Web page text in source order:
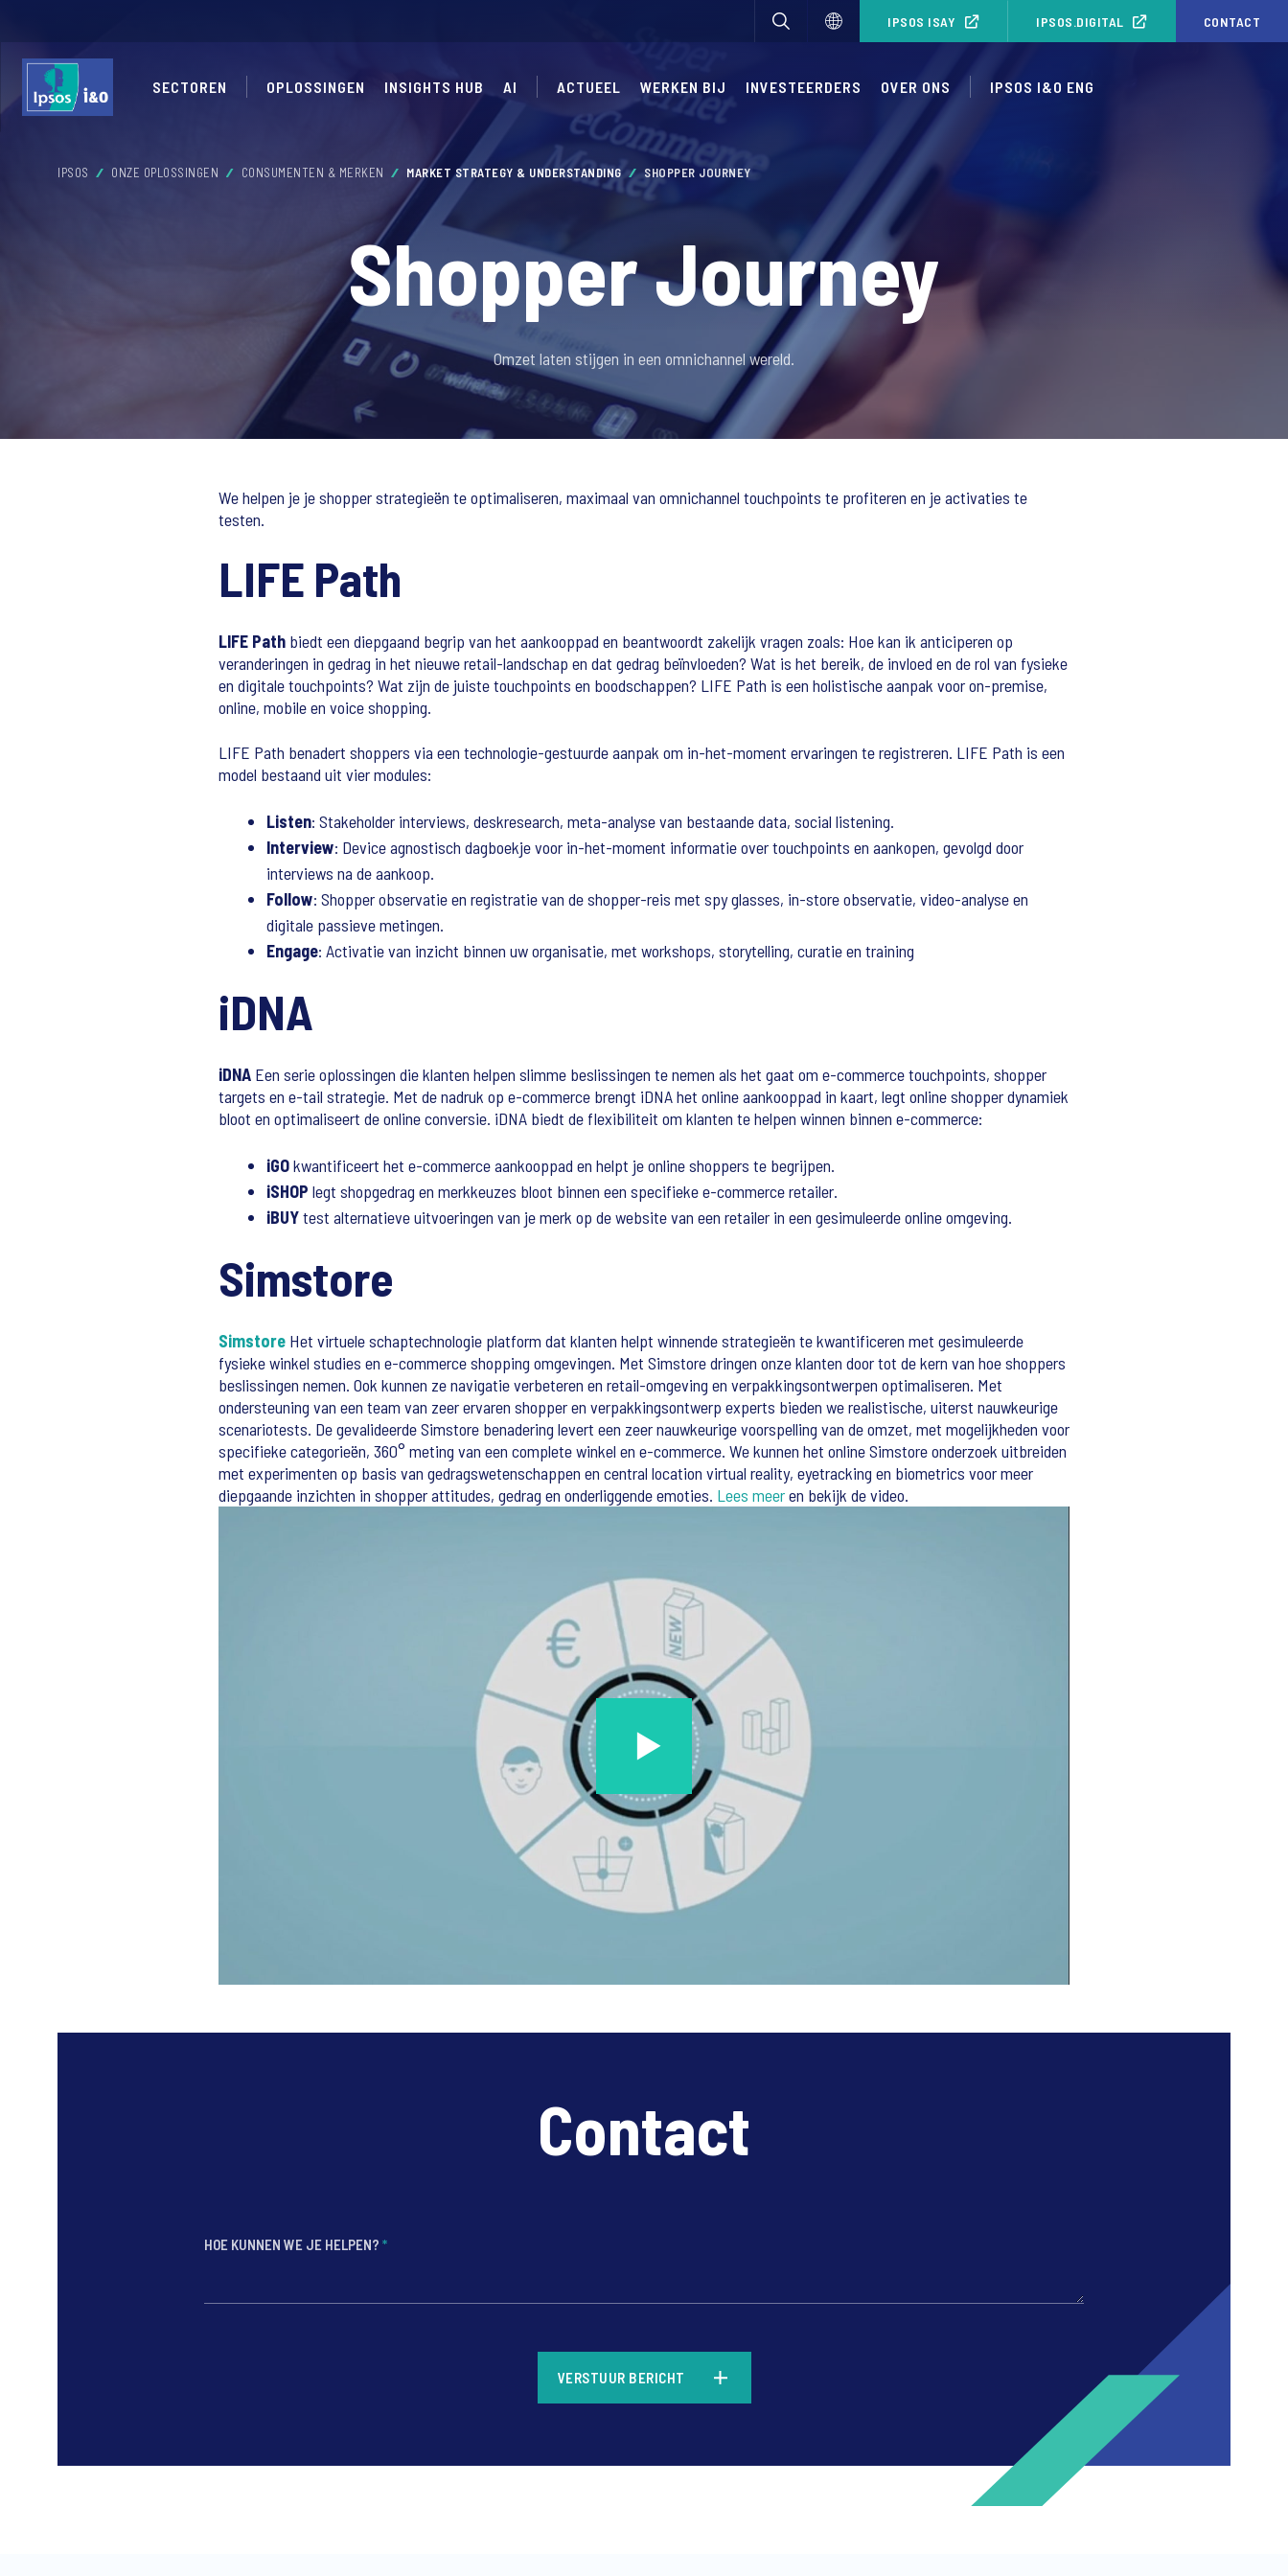
IPSOS ISAY IPSOS.DIGITAL CONTACT
SECTOREN OPLOSSINGEN INSIGHTS HUB AI ACTUEEL WERKEN BIJ INVESTEERDERS OVER ONS IPSOS I&O ENG
IPSOS ONZE OPLOSSINGEN CONSUMENTEN & MERKEN MARKET STRATEGY & UNDERSTANDING SHOPPER JOURNEY
Shopper Journey
Omzet laten stijgen in een omnichannel wereld.
We helpen je je shopper strategieën te optimaliseren, maximaal van omnichannel touchpoints te profiteren en je activaties te
testen.
LIFE Path
LIFE Path biedt een diepgaand begrip van het aankooppad en beantwoordt zakelijk vragen zoals: Hoe kan ik anticiperen op
veranderingen in gedrag in het nieuwe retail-landschap en dat gedrag beïnvloeden? Wat is het bereik, de invloed en de rol van fysieke
en digitale touchpoints? Wat zijn de juiste touchpoints en boodschappen? LIFE Path is een holistische aanpak voor on-premise,
online, mobile en voice shopping.
LIFE Path benadert shoppers via een technologie-gestuurde aanpak om in-het-moment ervaringen te registreren. LIFE Path is een
model bestaand uit vier modules:
Listen: Stakeholder interviews, deskresearch, meta-analyse van bestaande data, social listening.
Interview: Device agnostisch dagboekje voor in-het-moment informatie over touchpoints en aankopen, gevolgd door
interviews na de aankoop.
Follow: Shopper observatie en registratie van de shopper-reis met spy glasses, in-store observatie, video-analyse en
digitale passieve metingen.
Engage: Activatie van inzicht binnen uw organisatie, met workshops, storytelling, curatie en training
iDNA
iDNA Een serie oplossingen die klanten helpen slimme beslissingen te nemen als het gaat om e-commerce touchpoints, shopper
targets en e-tail strategie. Met de nadruk op e-commerce brengt iDNA het online aankooppad in kaart, legt online shopper dynamiek
bloot en optimaliseert de online conversie. iDNA biedt de flexibiliteit om klanten te helpen winnen binnen e-commerce:
iGOkwantificeert het e-commerce aankooppad en helpt je online shoppers te begrijpen.
iSHOP legt shopgedrag en merkkeuzes bloot binnen een specifieke e-commerce retailer.
iBUYtest alternatieve uitvoeringen van je merk op de website van een retailer in een gesimuleerde online omgeving.
Simstore
Simstore Het virtuele schaptechnologie platform dat klanten helpt winnende strategieën te kwantificeren met gesimuleerde
fysieke winkel studies en e-commerce shopping omgevingen. Met Simstore dringen onze klanten door tot de kern van hoe shoppers
beslissingen nemen. Ook kunnen ze navigatie verbeteren en retail-omgeving en verpakkingsontwerpen optimaliseren. Met
ondersteuning van een team van zeer ervaren shopper en verpakkingsontwerp experts bieden we realistische, uiterst nauwkeurige
scenariotests. De gevalideerde Simstore benadering levert een zeer nauwkeurige voorspelling van de omzet, met mogelijkheden voor
specifieke categorieën, 360° meting van een complete winkel en e-commerce. We kunnen het online Simstore onderzoek uitbreiden
met experimenten op basis van gedragswetenschappen en central location virtual reality, eyetracking en biometrics voor meer
diepgaande inzichten in shopper attitudes, gedrag en onderliggende emoties. Lees meeren bekijk de video.
Contact
HOE KUNNEN WE JE HELPEN? *
VERSTUUR BERICHT